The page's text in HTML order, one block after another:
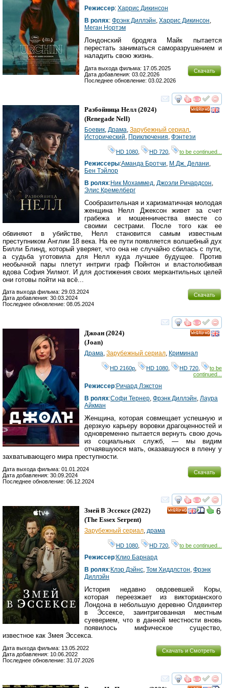
Режиссер: Харрис Дикинсон
В ролях: Фрэнк Диллэйн Харрис Дикинсон
Меган Нортэм
Лондонский бродяга Майк пытается
перестать заниматься саморазрушением и
наладить свою жизнь.
Скачать
Дата выхода фильма: 17.05.2025
Дата добавления: 03.02.2026
Последнее обновление: 03.02.2026
смотреть
Разбойница Нелл (2024)
(Renegade Nell)
Боевик Драма Зарубежный сериал
Исторический Приключения Фэнтези
HD 1080 HD 720 to be continued...
Режиссеры:Аманда Бротчи М.Дж. Делани
Бен Тэйлор
В ролях:Ник Мохаммед Джоэли Ричардсон
Элис Кремелберг
Сообразительная и харизматичная молодая
женщина Нелл Джексон живет за счет
грабежа и мошенничества вместе со
своими сестрами. После того как ее
обвиняют в убийстве, Нелл становится самым известным
преступником Англии 18 века. На ее пути появляется волшебный дух
Билли Блинд, который уверяет, что она не случайно сбилась с пути,
а судьба уготовила для Нелл куда лучшее будущее. Против
необычной пары плетут интриги граф Пойнтон и властолюбивая
вдова София Уилмот. И для достижения своих меркантильных целей
они готовы пойти на всё...
Скачать
Дата выхода фильма: 29.03.2024
Дата добавления: 30.03.2024
Последнее обновление: 08.05.2024
смотреть
Джоан (2024)
(Joan)
Драма, Зарубежный сериал, Криминал
HD 2160р HD 1080 HD 720
to be
continued...
Режиссер:Ричард Лэкстон
В ролях:Софи Тернер, Фрэнк Диллэйн, Лаура
Айкман
Женщина, которая совмещает успешную и
дерзкую карьеру воровки драгоценностей и
одновременно пытается вернуть свою дочь
из социальных служб, — мы видим
отчаявшуюся мать, оказавшуюся в плену у
захватывающего мира преступности.
Скачать
Дата выхода фильма: 01.01.2024
Дата добавления: 30.09.2024
Последнее обновление: 06.12.2024
смотреть
6
Змей В Эссексе (2022)
(The Essex Serpent)
Зарубежный сериал, драма
HD 1080 HD 720 to be continued...
Режиссер:Клио Барнард
В ролях:Клэр Дэйнс, Том Хиддлстон, Фрэнк
Диллэйн
История недавно овдовевшей Коры,
которая переезжает из викторианского
Лондона в небольшую деревню Олдвинтер
в Эссексе, заинтригованная местным
суеверием, что в данной местности вновь
появилось мифическое существо,
известное как Змея Эссекса.
Скачать и Смотреть
Дата выхода фильма: 13.05.2022
Дата добавления: 10.06.2022
Последнее обновление: 31.07.2026
смотреть